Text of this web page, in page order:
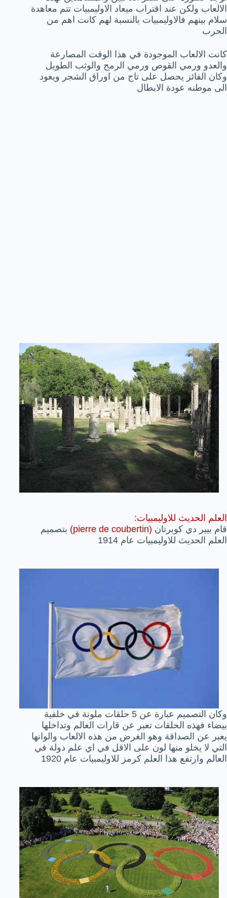
الالعاب ولكن عند اقتراب ميعاد الاوليمبيات تتم معاهدة
سلام بينهم فالاوليمبيات بالنسبة لهم كانت اهم من
الحرب
كانت الالعاب الموجودة في هذا الوقت المصارعة
والعدو ورمي القوص ورمي الرمح والوثب الطويل
وكان الفائز يحصل على تاج من اوراق الشجر ويعود
الى موطنه عودة الابطال
العلم الحديث للاوليمبيات:
قام بيير دي كوبرتان (pierre de coubertin)
بتصميم
العلم الحديث للاوليمبيات عام 1914
وكان التصميم عبارة عن 5 حلقات ملونة في خلفية
بيضاء فهذه الحلقات تعبر عن قارات العالم وتداخلها
يعبر عن الصداقة وهو الغرض من هذه الالعاب والوانها
التي لا يخلو منها لون على الاقل في اي علم دولة في
العالم وارتفع هذا العلم كرمز للاوليمبيات عام 1920